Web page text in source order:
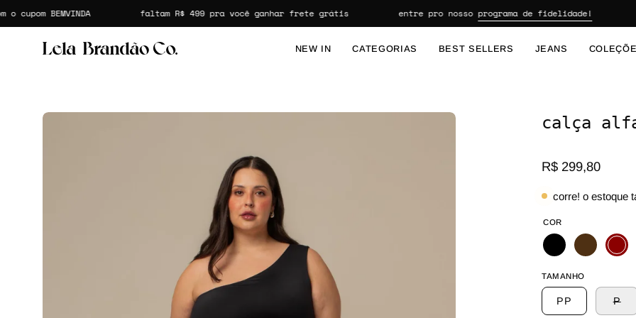
para
BEMVINDA faltamR$ 499pra você ganhar frete grátis entre pro nossoprograma de fidelidade!
NEW IN CATEGORIAS BEST SELLERS JEANS
Abrir lightbox de imagem Abrir lightbox de imagem
calça
R$ 299,80
corre! o estoque
TAMANHO
PP P
COR